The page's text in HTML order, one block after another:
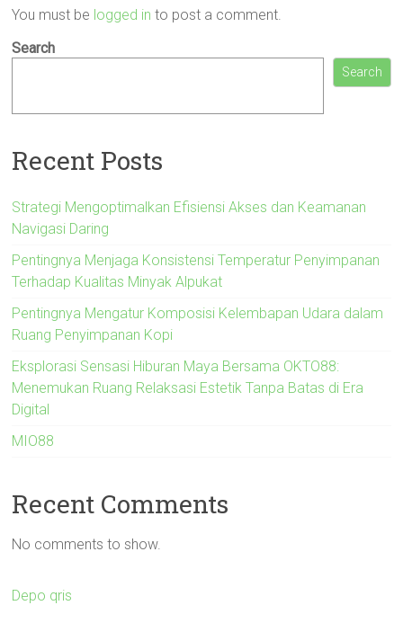
You must be logged in to post a comment.
Search
Search
Recent Posts
Strategi Mengoptimalkan Efisiensi Akses dan Keamanan
Navigasi Daring
Pentingnya Menjaga Konsistensi Temperatur Penyimpanan
Terhadap Kualitas Minyak Alpukat
Pentingnya Mengatur Komposisi Kelembapan Udara dalam
Ruang Penyimpanan Kopi
Eksplorasi Sensasi Hiburan Maya Bersama OKTO88:
Menemukan Ruang Relaksasi Estetik Tanpa Batas di Era
Digital
MIO88
Recent Comments
No comments to show.
Depo qris